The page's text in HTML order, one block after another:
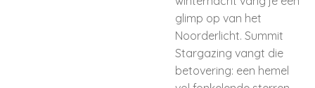
glimp op van het
Noorderlicht. Summit
Stargazing vangt die
betovering: een hemel